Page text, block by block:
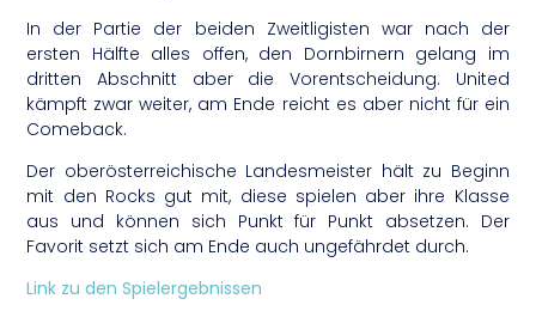
In der Partie der beiden Zweitligisten war nach der
ersten Hälfte alles offen, den Dornbirnern gelang im
dritten Abschnitt aber die Vorentscheidung. United
kämpft zwar weiter, am Ende reicht es aber nicht für ein
Comeback.
Der oberösterreichische Landesmeister hält zu Beginn
mit den Rocks gut mit, diese spielen aber ihre Klasse
aus und können sich Punkt für Punkt absetzen. Der
Favorit setzt sich am Ende auch ungefährdet durch.
Link zu den Spielergebnissen